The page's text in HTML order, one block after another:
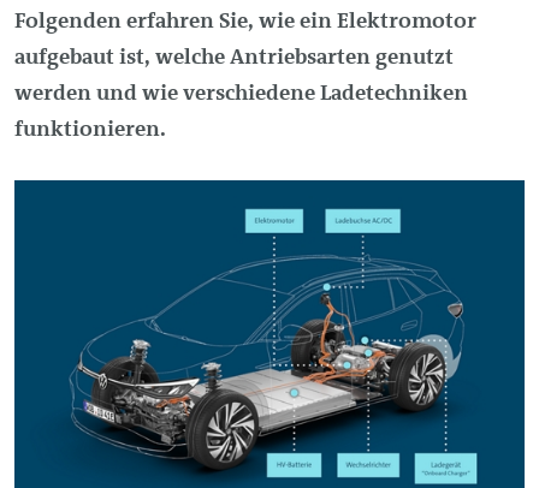
Folgenden erfahren Sie, wie ein Elektromotor
aufgebaut ist, welche Antriebsarten genutzt
werden und wie verschiedene Ladetechniken
funktionieren.